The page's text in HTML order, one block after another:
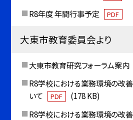
R8年度 年間行事予定 PDF
大東市教育委員会より
大東市教育研究フォーラム案内
R8学校における業務環境の改
いて
PDF
(178 KB)
R8学校における業務環境の改